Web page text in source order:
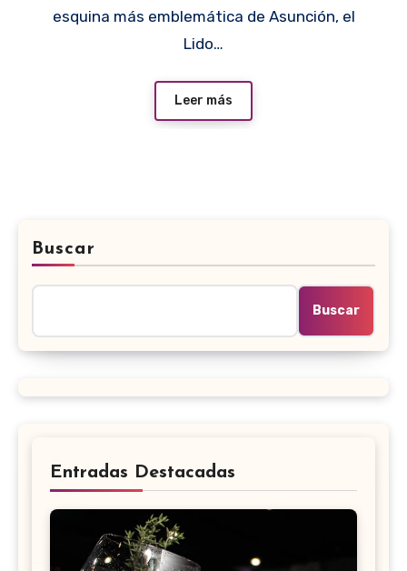
esquina más emblemática de Asunción, el
Lido…
Leer más
Buscar
Buscar
Entradas Destacadas